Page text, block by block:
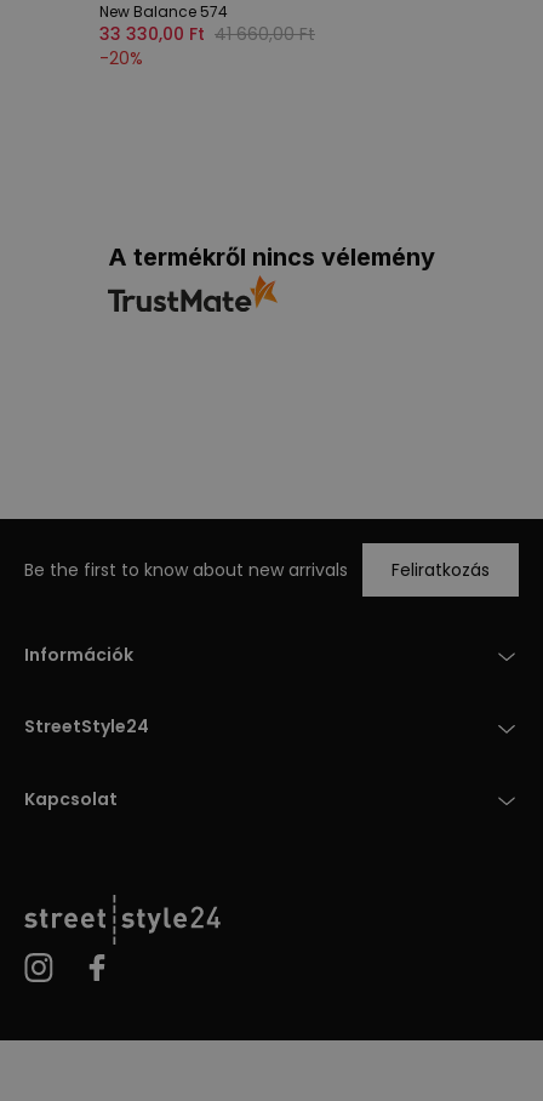
New Balance 574
33 330,00 Ft 41 660,00 Ft
-20%
A termékről nincs vélemény
Be the first to know about new arrivals Feliratkozás
Információk
StreetStyle24
Kapcsolat